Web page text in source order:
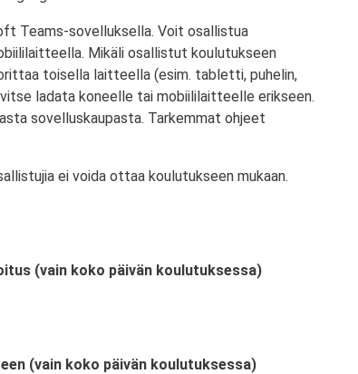
Teams-sovelluksella. Voit osallistua
Mikäli osallistut koulutukseen
toisella laitteella (esim. tabletti, puhelin,
ladata koneelle tai mobiililaitteelle erikseen.
sovelluskaupasta. Tarkemmat ohjeet
ei voida ottaa koulutukseen mukaan.
(vain koko päivän koulutuksessa)
(vain koko päivän koulutuksessa)